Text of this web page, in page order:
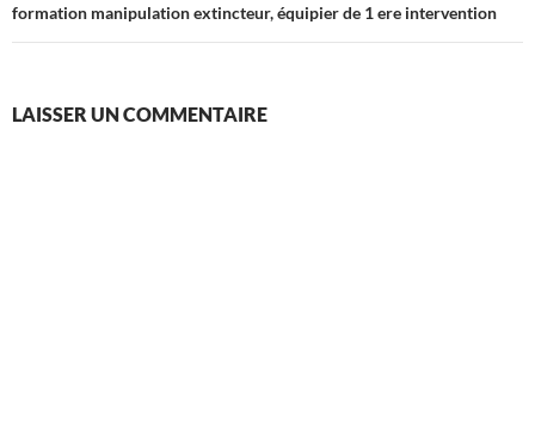
formation manipulation extincteur, équipier de 1 ere intervention
LAISSER UN COMMENTAIRE